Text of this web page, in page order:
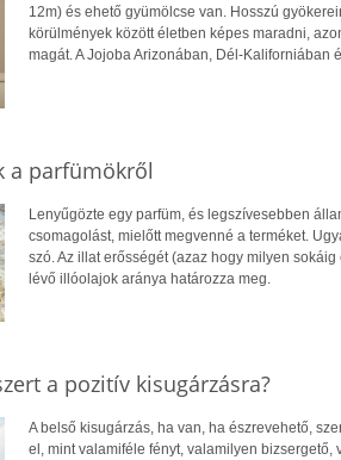
12m) és ehető gyümölcse van. Hosszú
körülmények között életben képes maradni,
magát. A Jojoba Arizonában, Dél-Kaliforniában
a parfümökről
Lenyűgözte egy parfüm, és legszívesebben
csomagolást, mielőtt megvenné a terméket.
szó. Az illat erősségét (azaz hogy milyen
lévő illóolajok aránya határozza meg.
a pozitív kisugárzásra?
A belső kisugárzás, ha van, ha észrevehető,
el, mint valamiféle fényt, valamilyen